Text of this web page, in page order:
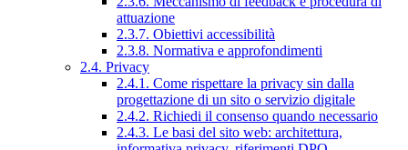
attuazione
2.3.7. Obiettivi accessibilità
2.3.8. Normativa e approfondimenti
2.4. Privacy
2.4.1. Come rispettare la privacy sin dalla
progettazione di un sito o servizio digitale
2.4.2. Richiedi il consenso quando necessario
2.4.3. Le basi del sito web: architettura,